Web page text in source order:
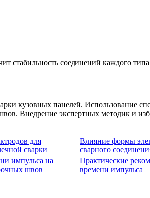
стабильность соединений каждого
кузовных панелей. Использование
Внедрение экспертных методик и
для
сварки
Влияние формы
сварного
импульса на
швов
Практические
времени импульса